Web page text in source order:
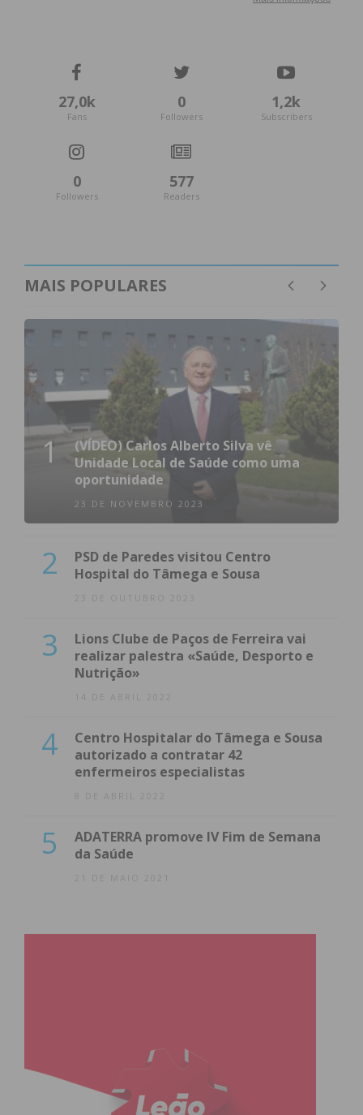
27,0k
Fans
0
Followers
1,2k
Subscribers
0
Followers
577
Readers
MAIS POPULARES
1
(VÍDEO) Carlos Alberto Silva vê
Unidade Local de Saúde como uma
oportunidade
23 DE NOVEMBRO 2023
2
PSD de Paredes visitou Centro
Hospital do Tâmega e Sousa
23 DE OUTUBRO 2023
3
Lions Clube de Paços de Ferreira vai
realizar palestra «Saúde, Desporto e
Nutrição»
14 DE ABRIL 2022
4
Centro Hospitalar do Tâmega e Sousa
autorizado a contratar 42
enfermeiros especialistas
8 DE ABRIL 2022
5
ADATERRA promove IV Fim de Semana
da Saúde
21 DE MAIO 2021